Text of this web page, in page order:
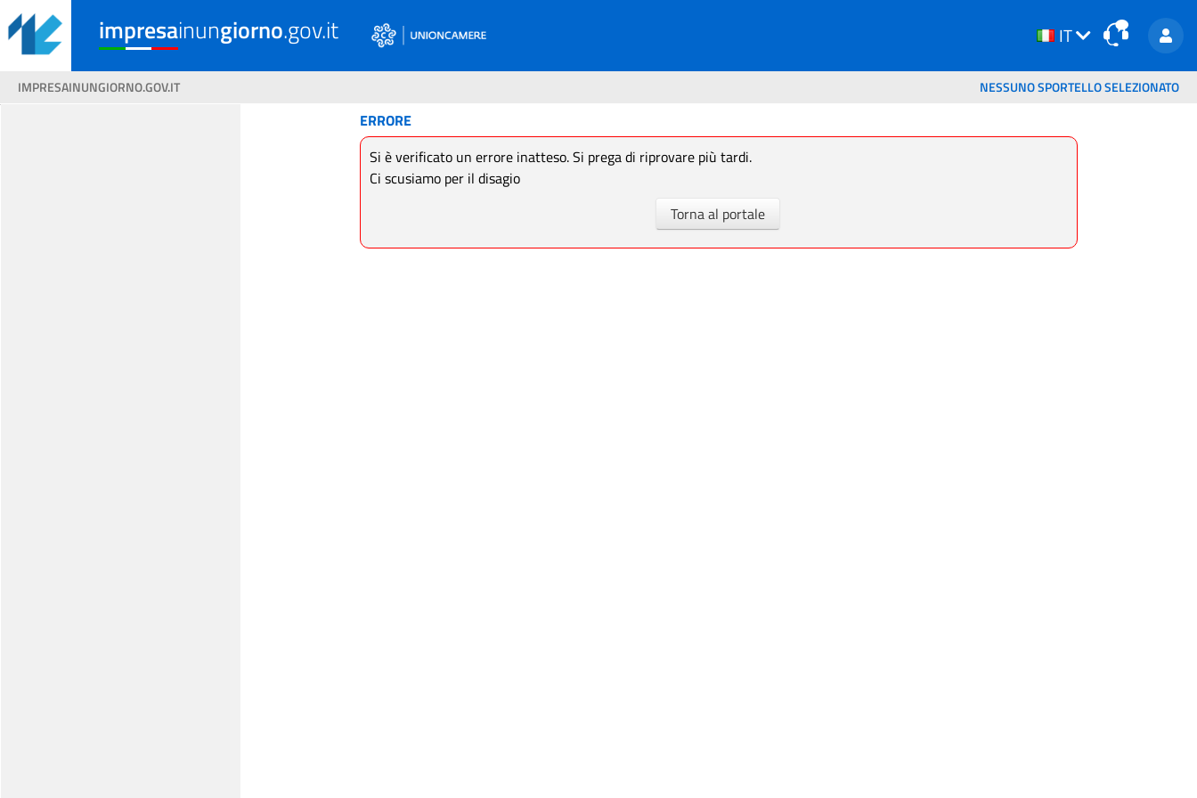
impresainungiorno.gov.it
IT
IT
IMPRESAINUNGIORNO.GOV.IT NESSUNO SPORTELLO SELEZIONATO
ERRORE
Si è verificato un errore inatteso. Si prega di riprovare più tardi.
Ci scusiamo per il disagio
Torna al portale